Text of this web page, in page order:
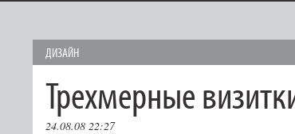
ДИЗАЙН
Трехмерные
24.08.08 22:27